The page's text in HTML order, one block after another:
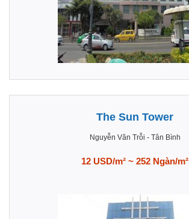
The Sun Tower
Nguyễn Văn Trỗi - Tân Bình
12 USD/m² ~ 252 Ngàn/m²